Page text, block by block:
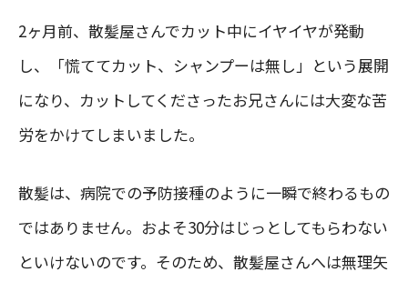
2ヶ月前、散髪屋さんでカット中にイヤイヤが発動
し、「慌ててカット、シャンプーは無し」という展開
になり、カットしてくださったお兄さんには大変な苦
労をかけてしまいました。
散髪は、病院での予防接種のように一瞬で終わるもの
ではありません。およそ30分はじっとしてもらわない
といけないのです。そのため、散髪屋さんへは無理矢